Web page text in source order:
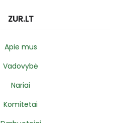
ZUR.LT
Apie mus
Vadovybė
Nariai
Komitetai